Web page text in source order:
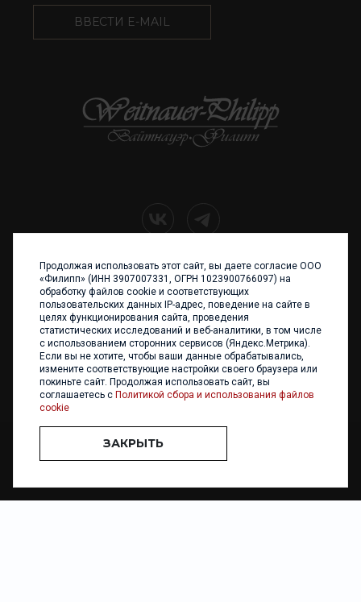
ВВЕСТИ E-MAIL
+7 (4012) 960 898
236017 Калининград,
ул. Каштановая аллея, 47
Телефон: +7 4012 960 898,
+7 4012 960 856
Написать нам
ООО «ФИЛИПП» © 2013 - 2026. Все права защищены
Разработка и
Продолжая использовать этот сайт, вы даете согласие ООО
«Филипп» (ИНН 3907007331, ОГРН 1023900766097) на
обработку файлов cookie и соответствующих
пользовательских данных IP-адрес, поведение на сайте в
целях функционирования сайта, проведения
статистических исследований и веб-аналитики, в том числе
с использованием сторонних сервисов (Яндекс.Метрика).
Если вы не хотите, чтобы ваши данные обрабатывались,
измените соответствующие настройки своего браузера или
покиньте сайт. Продолжая использовать сайт, вы
соглашаетесь с Политикой сбора и использования файлов
cookie
ЗАКРЫТЬ